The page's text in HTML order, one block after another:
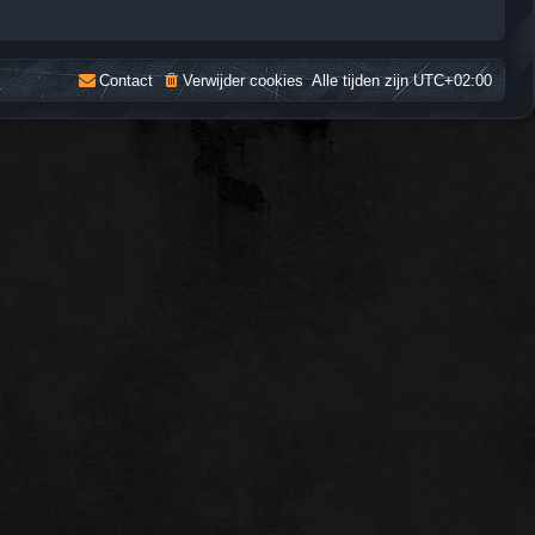
Alle tijden zijnUTC+02:00
Verwijder cookies
Contact